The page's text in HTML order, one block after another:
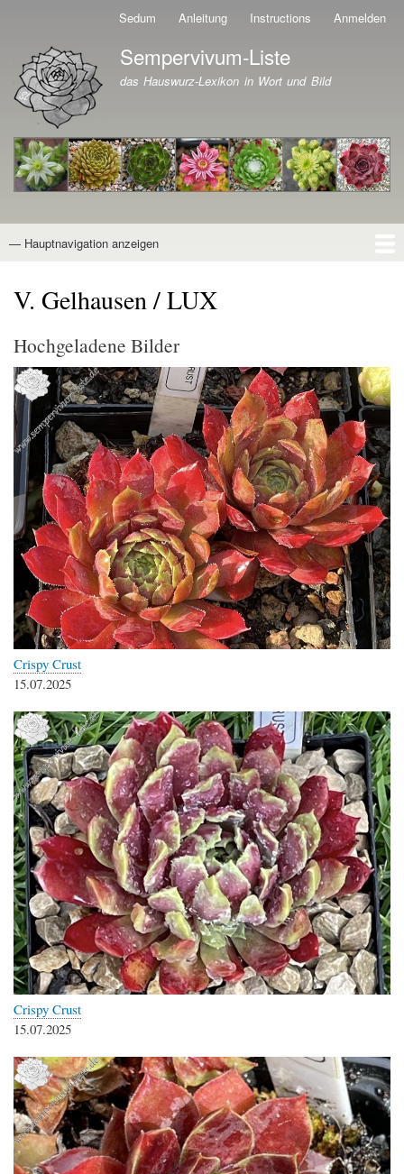
Direkt
zum
Inhalt
Sedum Anleitung Instructions Anmelden
Branding der Website
Sempervivum-Liste
das Hauswurz-Lexikon in Wort und Bild
Hauptnavigation
— Hauptnavigation anzeigen
V. Gelhausen / LUX
Hochgeladene Bilder
Crispy Crust
15.07.2025
Crispy Crust
15.07.2025